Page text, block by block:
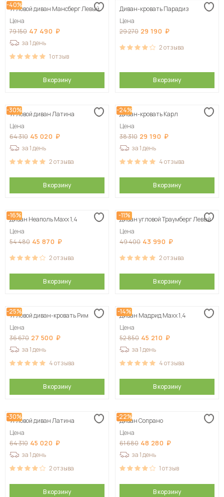
-40%
Угловой диван Мансберг Левый
Цена
79 150 47 490
за 1 день
1отзыв
В корзину
Диван-кровать Парадиз
Цена
29 270 29 190
2отзыва
В корзину
-30%
Угловой диван Латина
Цена
64 310 45 020
за 1 день
2отзыва
В корзину
-24%
Диван-кровать Карл
Цена
38 310 29 190
за 1 день
4отзыва
В корзину
-16%
Диван Неаполь Maxx 1,4
Цена
54 480 45 870
2отзыва
В корзину
-11%
Диван угловой Траумберг Левый
Цена
49 400 43 990
2отзыва
В корзину
-25%
Угловой диван-кровать Рим
Цена
36 670 27 500
за 1 день
4отзыва
В корзину
-14%
Диван Мадрид Maxx 1,4
Цена
52 850 45 210
за 1 день
4отзыва
В корзину
-30%
Угловой диван Латина
Цена
64 310 45 020
за 1 день
2отзыва
В корзину
-22%
Диван Сопрано
Цена
61 680 48 280
за 1 день
1отзыв
В корзину